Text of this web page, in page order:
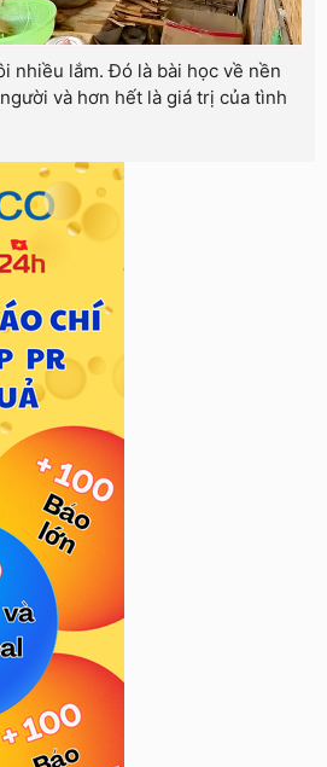
nhiều lắm. Đó là bài học về nền
và hơn hết là giá trị của tình